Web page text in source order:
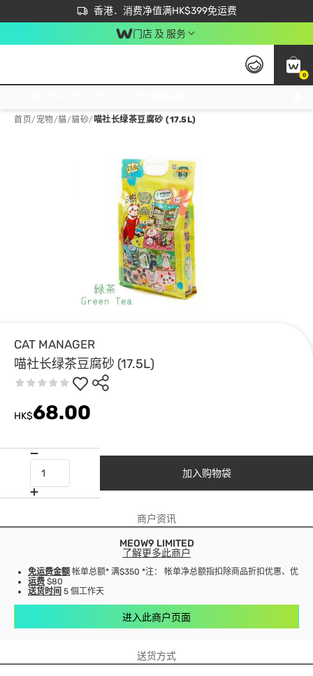
香港．消费净值满HK$399免运费
立即成为易赏钱会员尽享独家优惠
首次APP下单买满$450 输入 NEWAPP 即减$50
门店 及 服务
0
首页/ 宠物/貓/貓砂/喵社长绿茶豆腐砂 (17.5L)
CAT MANAGER
喵社长绿茶豆腐砂 (17.5L)
HK$68.00
加入购物袋
商户资讯
MEOW9 LIMITED
了解更多此商户
免运费金额 帐单总额* 满$350 *注： 帐单净总额指扣除商品折扣优惠、优惠
运费 $80
送货时间 5 個工作天
进入此商户页面
送货方式